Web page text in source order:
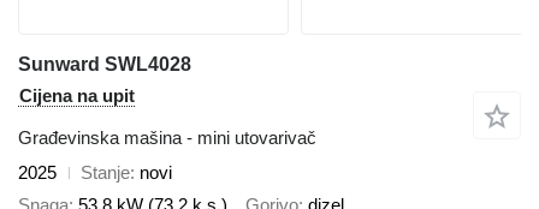
Sunward SWL4028
Cijena na upit
Građevinska mašina - mini utovarivač
2025
Stanje novi
Snaga 53.8 kW (73.2 k.s.) Gorivo dizel